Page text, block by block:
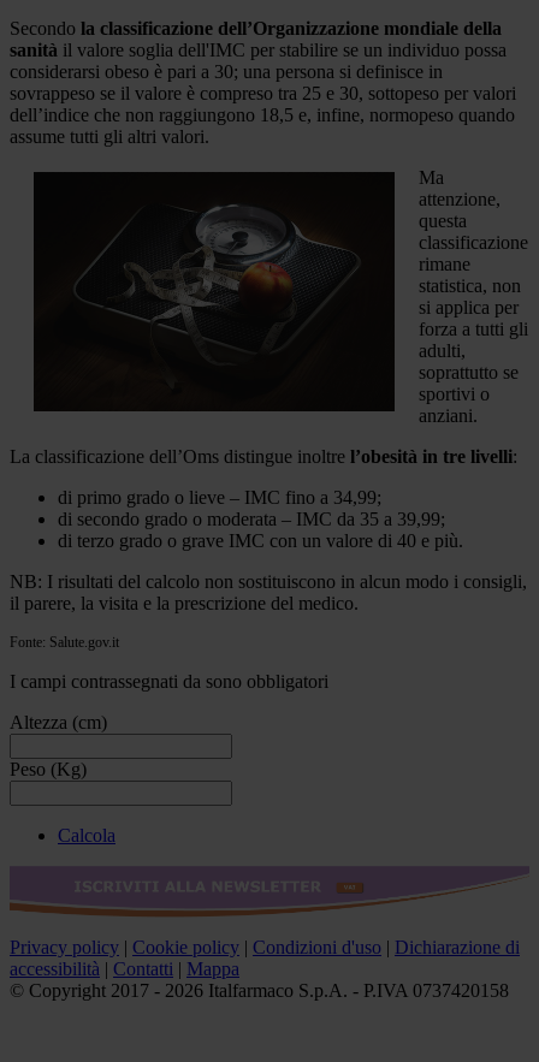
Secondo la classificazione dell’Organizzazione mondiale della
sanità il valore soglia dell'IMC per stabilire se un individuo possa
considerarsi obeso è pari a 30; una persona si definisce in
sovrappeso se il valore è compreso tra 25 e 30, sottopeso per valori
dell’indice che non raggiungono 18,5 e, infine, normopeso quando
assume tutti gli altri valori.
Ma
attenzione,
questa
classificazione
rimane
statistica, non
si applica per
forza a tutti gli
adulti,
soprattutto se
sportivi o
anziani.
La classificazione dell’Oms distingue inoltre l’obesità in tre livelli:
di primo grado o lieve – IMC fino a 34,99;
di secondo grado o moderata – IMC da 35 a 39,99;
di terzo grado o grave IMC con un valore di 40 e più.
NB: I risultati del calcolo non sostituiscono in alcun modo i consigli,
il parere, la visita e la prescrizione del medico.
Fonte: Salute.gov.it
I campi contrassegnati da sono obbligatori
Altezza (cm)
Peso (Kg)
Calcola
Privacy policy | Cookie policy | Condizioni d'uso | Dichiarazione di
accessibilità | Contatti | Mappa
© Copyright 2017 - 2026 Italfarmaco S.p.A. - P.IVA 0737420158